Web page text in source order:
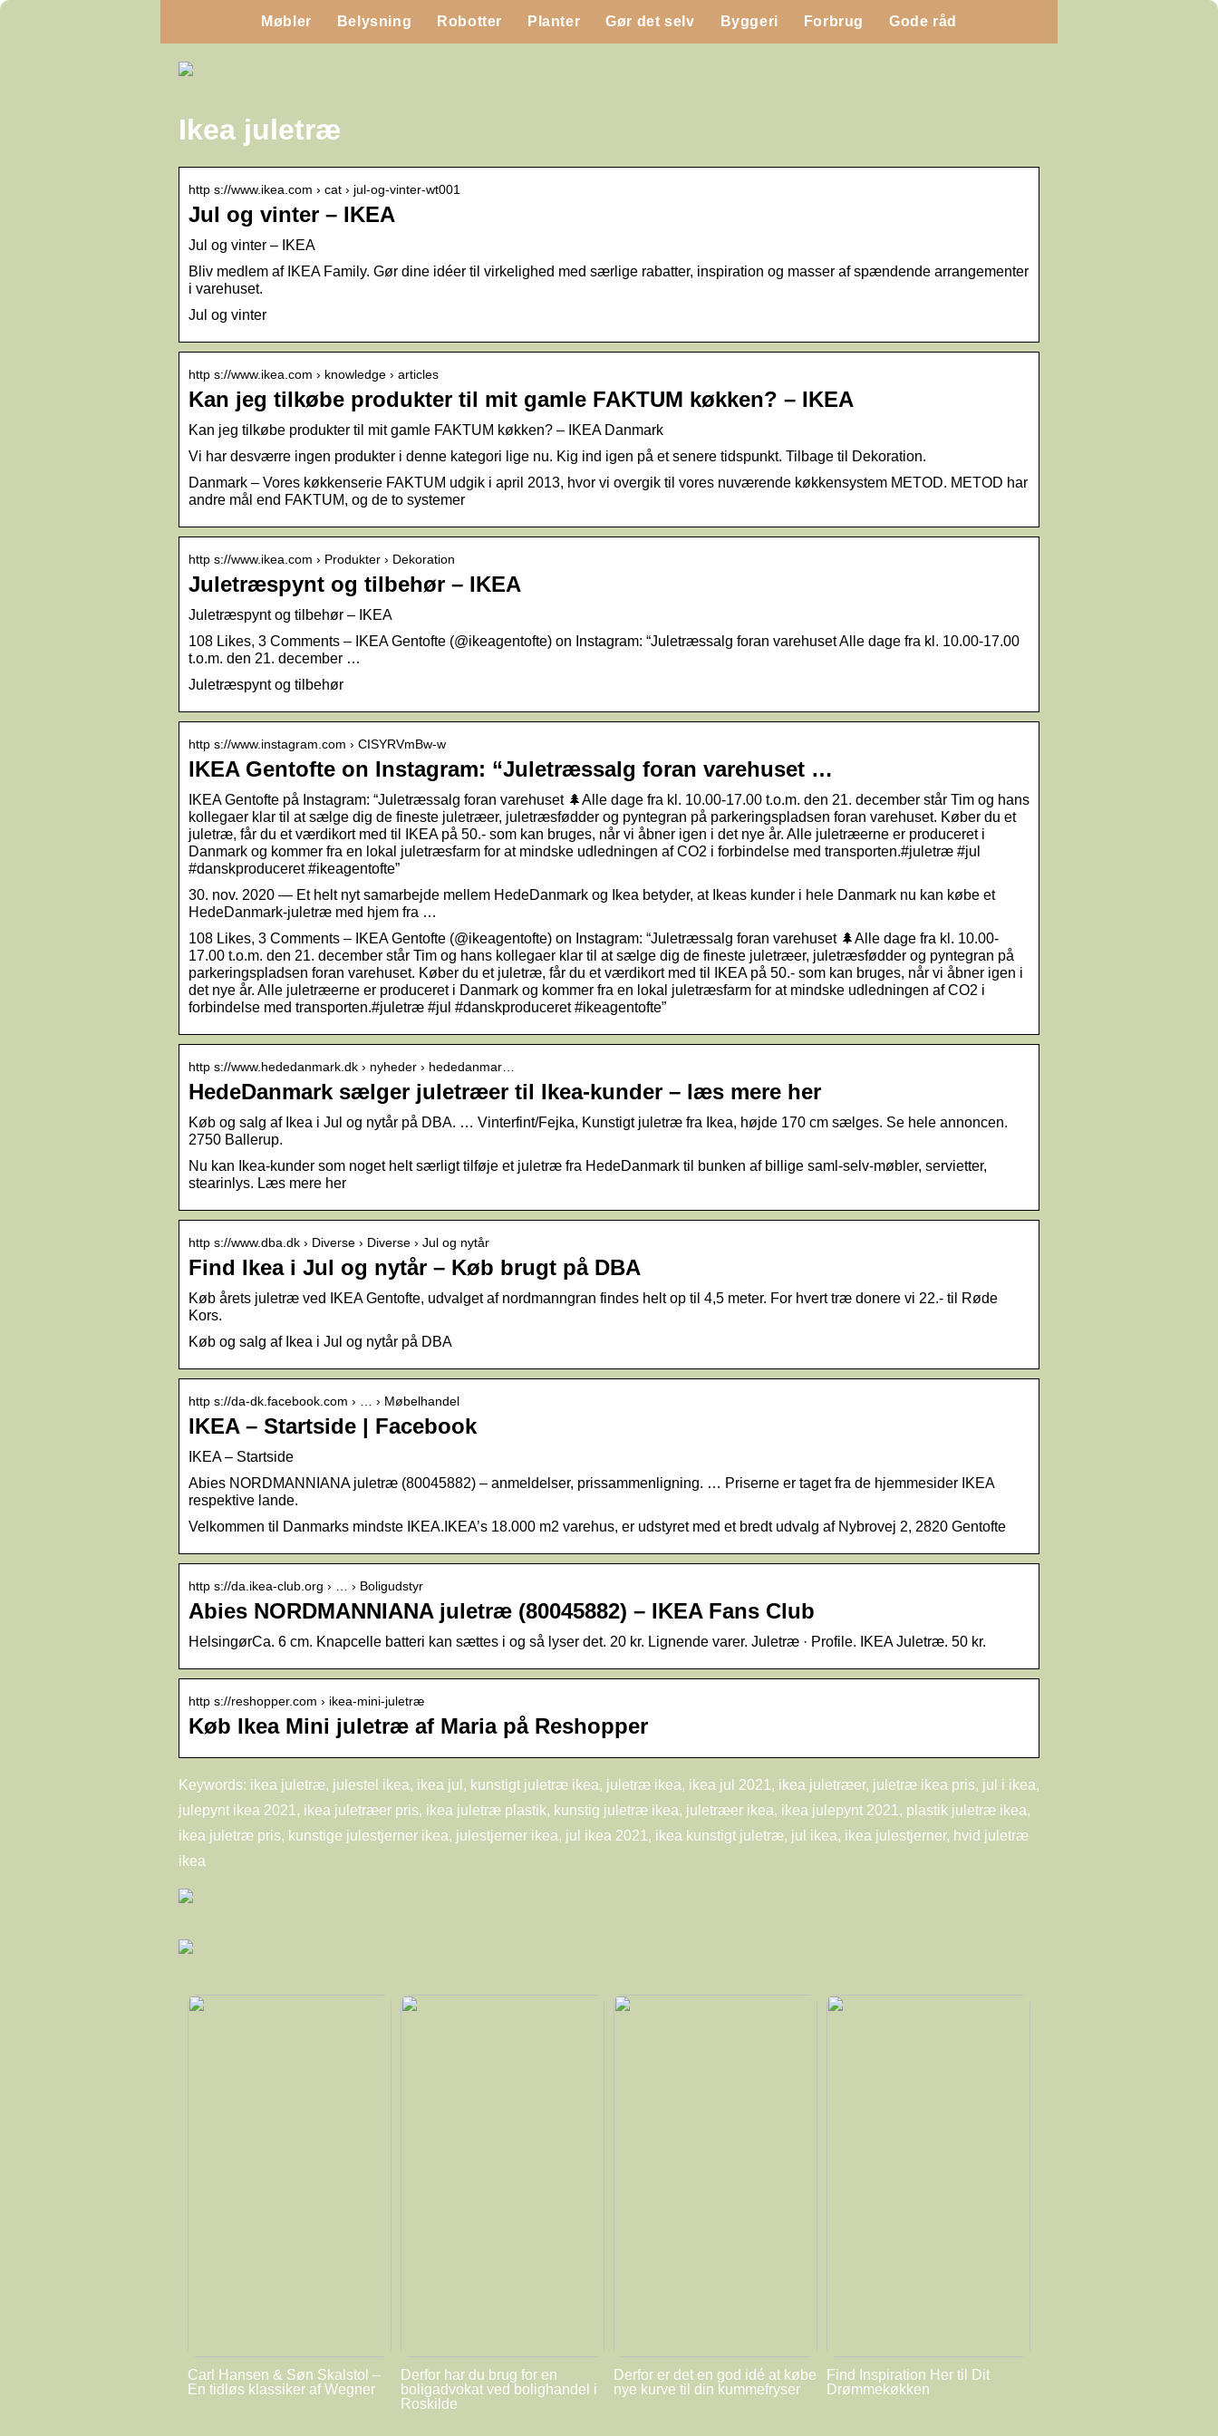
Møbler Belysning Robotter Planter Gør det selv Byggeri Forbrug Gode råd
Ikea juletræ
http s://www.ikea.com › cat › jul-og-vinter-wt001
Jul og vinter – IKEA
Jul og vinter – IKEA
Bliv medlem af IKEA Family. Gør dine idéer til virkelighed med særlige rabatter, inspiration og masser af spændende arrangementer
i varehuset.
Jul og vinter
http s://www.ikea.com › knowledge › articles
Kan jeg tilkøbe produkter til mit gamle FAKTUM køkken? – IKEA
Kan jeg tilkøbe produkter til mit gamle FAKTUM køkken? – IKEA Danmark
Vi har desværre ingen produkter i denne kategori lige nu. Kig ind igen på et senere tidspunkt. Tilbage til Dekoration.
Danmark – Vores køkkenserie FAKTUM udgik i april 2013, hvor vi overgik til vores nuværende køkkensystem METOD. METOD har
andre mål end FAKTUM, og de to systemer
http s://www.ikea.com › Produkter › Dekoration
Juletræspynt og tilbehør – IKEA
Juletræspynt og tilbehør – IKEA
108 Likes, 3 Comments – IKEA Gentofte (@ikeagentofte) on Instagram: “Juletræssalg foran varehuset Alle dage fra kl. 10.00-17.00
t.o.m. den 21. december …
Juletræspynt og tilbehør
http s://www.instagram.com › CISYRVmBw-w
IKEA Gentofte on Instagram: “Juletræssalg foran varehuset …
IKEA Gentofte på Instagram: “Juletræssalg foran varehuset 🌲Alle dage fra kl. 10.00-17.00 t.o.m. den 21. december står Tim og hans
kollegaer klar til at sælge dig de fineste juletræer, juletræsfødder og pyntegran på parkeringspladsen foran varehuset. Køber du et
juletræ, får du et værdikort med til IKEA på 50.- som kan bruges, når vi åbner igen i det nye år. Alle juletræerne er produceret i
Danmark og kommer fra en lokal juletræsfarm for at mindske udledningen af CO2 i forbindelse med transporten.#juletræ #jul
#danskproduceret #ikeagentofte”
30. nov. 2020 — Et helt nyt samarbejde mellem HedeDanmark og Ikea betyder, at Ikeas kunder i hele Danmark nu kan købe et
HedeDanmark-juletræ med hjem fra …
108 Likes, 3 Comments – IKEA Gentofte (@ikeagentofte) on Instagram: “Juletræssalg foran varehuset 🌲Alle dage fra kl. 10.00-
17.00 t.o.m. den 21. december står Tim og hans kollegaer klar til at sælge dig de fineste juletræer, juletræsfødder og pyntegran på
parkeringspladsen foran varehuset. Køber du et juletræ, får du et værdikort med til IKEA på 50.- som kan bruges, når vi åbner igen i
det nye år. Alle juletræerne er produceret i Danmark og kommer fra en lokal juletræsfarm for at mindske udledningen af CO2 i
forbindelse med transporten.#juletræ #jul #danskproduceret #ikeagentofte”
http s://www.hededanmark.dk › nyheder › hededanmar…
HedeDanmark sælger juletræer til Ikea-kunder – læs mere her
Køb og salg af Ikea i Jul og nytår på DBA. … Vinterfint/Fejka, Kunstigt juletræ fra Ikea, højde 170 cm sælges. Se hele annoncen.
2750 Ballerup.
Nu kan Ikea-kunder som noget helt særligt tilføje et juletræ fra HedeDanmark til bunken af billige saml-selv-møbler, servietter,
stearinlys. Læs mere her
http s://www.dba.dk › Diverse › Diverse › Jul og nytår
Find Ikea i Jul og nytår – Køb brugt på DBA
Køb årets juletræ ved IKEA Gentofte, udvalget af nordmanngran findes helt op til 4,5 meter. For hvert træ donere vi 22.- til Røde
Kors.
Køb og salg af Ikea i Jul og nytår på DBA
http s://da-dk.facebook.com › … › Møbelhandel
IKEA – Startside | Facebook
IKEA – Startside
Abies NORDMANNIANA juletræ (80045882) – anmeldelser, prissammenligning. … Priserne er taget fra de hjemmesider IKEA
respektive lande.
Velkommen til Danmarks mindste IKEA.IKEA’s 18.000 m2 varehus, er udstyret med et bredt udvalg af Nybrovej 2, 2820 Gentofte
http s://da.ikea-club.org › … › Boligudstyr
Abies NORDMANNIANA juletræ (80045882) – IKEA Fans Club
HelsingørCa. 6 cm. Knapcelle batteri kan sættes i og så lyser det. 20 kr. Lignende varer. Juletræ · Profile. IKEA Juletræ. 50 kr.
http s://reshopper.com › ikea-mini-juletræ
Køb Ikea Mini juletræ af Maria på Reshopper
Keywords: ikea juletræ, julestel ikea, ikea jul, kunstigt juletræ ikea, juletræ ikea, ikea jul 2021, ikea juletræer, juletræ ikea pris, jul i ikea,
julepynt ikea 2021, ikea juletræer pris, ikea juletræ plastik, kunstig juletræ ikea, juletræer ikea, ikea julepynt 2021, plastik juletræ ikea,
ikea juletræ pris, kunstige julestjerner ikea, julestjerner ikea, jul ikea 2021, ikea kunstigt juletræ, jul ikea, ikea julestjerner, hvid juletræ
ikea
Carl Hansen & Søn Skalstol –
En tidløs klassiker af Wegner
Derfor har du brug for en
boligadvokat ved bolighandel i
Roskilde
Derfor er det en god idé at købe
nye kurve til din kummefryser
Find Inspiration Her til Dit
Drømmekøkken